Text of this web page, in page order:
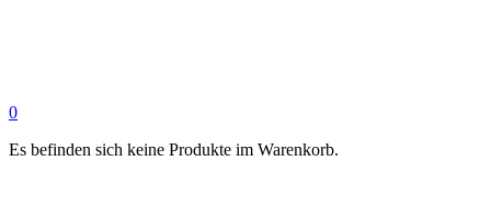
0
Es befinden sich keine Produkte im Warenkorb.